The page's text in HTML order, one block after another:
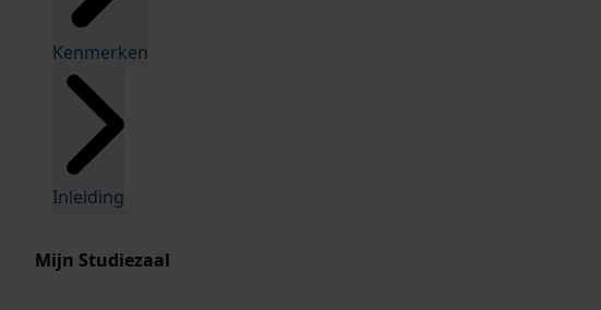
Kenmerken
Inleiding
Mijn Studiezaal